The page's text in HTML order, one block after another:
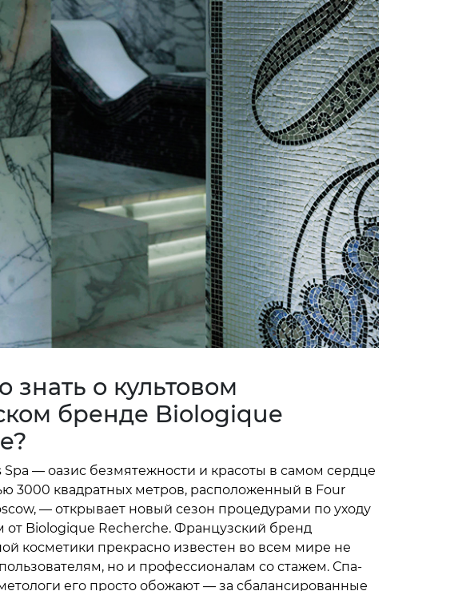
знать о культовом
бренде Biologique
— оазис безмятежности и красоты в самом сердце
3000 квадратных метров, расположенный в Four
— открывает новый сезон процедурами по уходу
от Biologique Recherche. Французский бренд
косметики прекрасно известен во всем мире не
но и профессионалам со стажем. Спа-
его просто обожают — за сбалансированные